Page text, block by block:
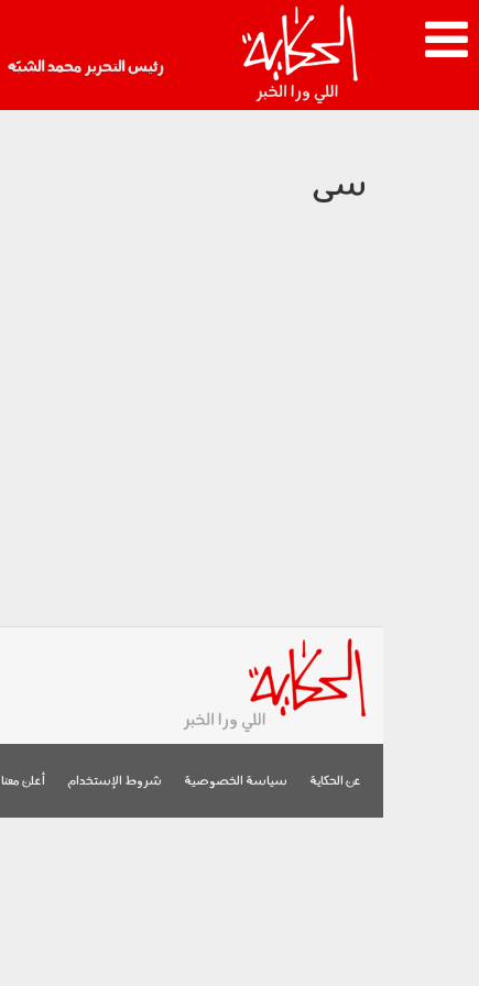
رئيس التحرير محمد الشبّه
سى
عن الحكاية سياسة الخصوصية شروط الإستخدام أعلن معنا